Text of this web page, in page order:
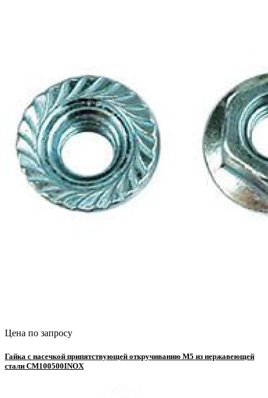
Цена по запросу
Гайка с насечкой припятствующей откручиванию М5 из нержавеющей
стали CM100500INOX